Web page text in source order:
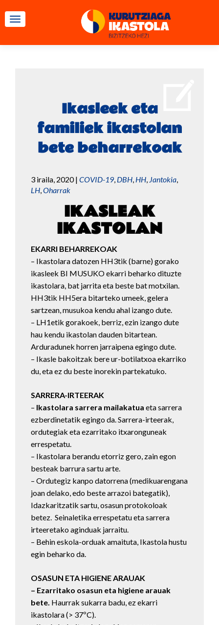
TOGGLE NAVIGATION
Ikasleek eta
familiek ikastolan
bete beharrekoak
3 iraila, 2020| COVID-19, DBH, HH, Jantokia,
LH,Oharrak
IKASLEAK
IKASTOLAN
EKARRI BEHARREKOAK
– Ikastolara datozen HH3tik (barne) gorako
ikasleek BI MUSUKO ekarri beharko dituzte
ikastolara, bat jarrita eta beste bat motxilan.
HH3tik HH5era bitarteko umeek, gelera
sartzean, musukoa kendu ahal izango dute.
– LH1etik gorakoek, berriz, ezin izango dute
hau kendu ikastolan dauden bitartean.
Arduradunek horren jarraipena egingo dute.
– Ikasle bakoitzak bere ur-botilatxoa ekarriko
du, eta ez du beste inorekin partekatuko.
SARRERA-IRTEERAK
– Ikastolara sarrera mailakatua eta sarrera
ezberdinetatik egingo da. Sarrera-irteerak,
ordutegiak eta ezarritako itxaronguneak
errespetatu.
– Ikastolara berandu etorriz gero, zain egon
besteak barrura sartu arte.
– Ordutegiz kanpo datorrena (medikuarengana
joan delako, edo beste arrazoi bategatik),
Idazkaritzatik sartu, osasun protokoloak
betez. Seinaletika errespetatu eta sarrera
irteeretako aginduak jarraitu.
– Behin eskola-orduak amaituta, Ikastola hustu
egin beharko da.
OSASUN ETA HIGIENE ARAUAK
– Ezarritako osasun eta higiene arauak
bete. Haurrak sukarra badu, ez ekarri
ikastolara (> 37ºC).